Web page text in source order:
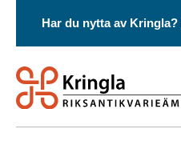
Har du nytta av Kringla?